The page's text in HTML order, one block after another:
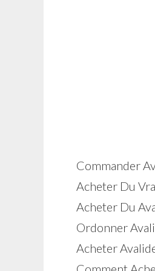
Commander
Acheter Du
Acheter Du
Ordonner
Acheter